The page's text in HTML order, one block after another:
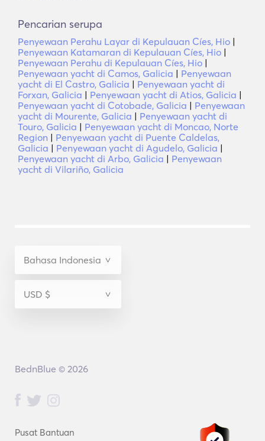
Pencarian serupa
Penyewaan Perahu Layar di Kepulauan Cíes, Hio |
Penyewaan Katamaran di Kepulauan Cíes, Hio |
Penyewaan Perahu di Kepulauan Cíes, Hio |
Penyewaan yacht di Camos, Galicia | Penyewaan
yacht di El Castro, Galicia | Penyewaan yacht di
Forxan, Galicia | Penyewaan yacht di Atios, Galicia |
Penyewaan yacht di Cotobade, Galicia | Penyewaan
yacht di Mourente, Galicia | Penyewaan yacht di
Touro, Galicia | Penyewaan yacht di Moncao, Norte
Region | Penyewaan yacht di Puente Caldelas,
Galicia | Penyewaan yacht di Agudelo, Galicia |
Penyewaan yacht di Arbo, Galicia | Penyewaan
yacht di Vilariño, Galicia
Pusat Bantuan
BednBlue © 2026